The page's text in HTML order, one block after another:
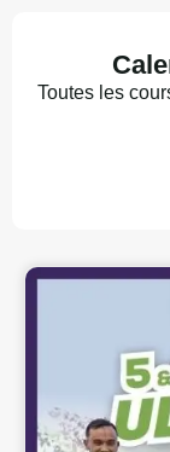
Toutes les